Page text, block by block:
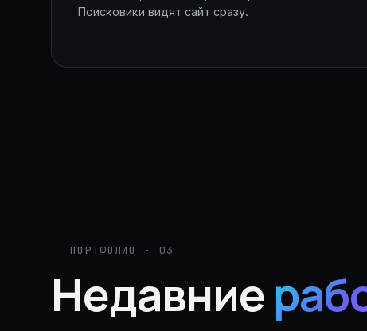
Поисковики видят сайт сразу.
ПОРТФОЛИО · 03
Недавние